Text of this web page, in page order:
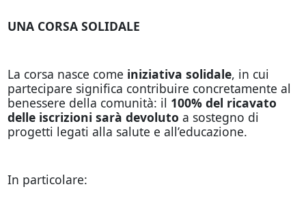
UNA CORSA SOLIDALE
La corsa nasce come iniziativa solidale, in cui
partecipare significa contribuire concretamente al
benessere della comunità: il 100% del ricavato
delle iscrizioni sarà devoluto a sostegno di
progetti legati alla salute e all’educazione.
In particolare: